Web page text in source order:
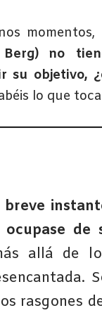
momentos,
Berg) no
su objetivo,
lo que toca
de
allá de
rasgones